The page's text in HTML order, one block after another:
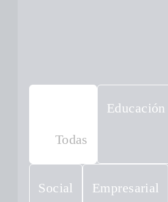
Todas
Educación
Social Empresarial